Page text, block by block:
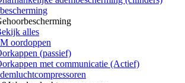
alles
oordoppen
(passief)
met communicatie (Actief)